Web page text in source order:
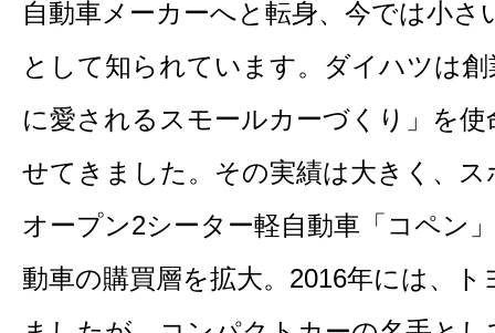
自動車メーカーへと転身、今では小
として知られています。ダイハツは
に愛されるスモールカーづくり」を
せてきました。その実績は大きく、
オープン2シーター軽自動車「コペン
動車の購買層を拡大。2016年には、